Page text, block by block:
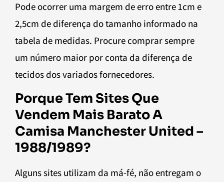
Pode ocorrer uma margem de erro entre 1cm e
2,5cm de diferença do tamanho informado na
tabela de medidas. Procure comprar sempre
um número maior por conta da diferença de
tecidos dos variados fornecedores.
Porque Tem Sites Que
Vendem Mais Barato A
Camisa Manchester United –
1988/1989?
Alguns sites utilizam da má-fé, não entregam o